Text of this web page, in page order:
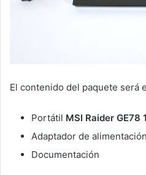
El contenido del paquete será
Portátil MSI Raider GE78
Adaptador de
Documentación